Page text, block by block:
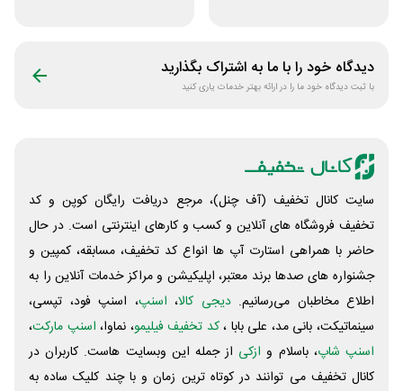
دیدگاه خود را با ما به اشتراک بگذارید
با ثبت دیدگاه خود ما را در ارائه بهتر خدمات یاری کنید
سایت کانال تخفیف (آف چنل)، مرجع دریافت رایگان کوپن و کد
تخفیف فروشگاه های آنلاین و کسب و‌ کارهای اینترنتی است. در حال
حاضر با همراهی استارت آپ ها انواع کد تخفیف، مسابقه، کمپین و
جشنواره های صدها برند معتبر، اپلیکیشن و مراکز خدمات آنلاین را به
اطلاع مخاطبان می‌رسانیم. دیجی کالا، اسنپ، اسنپ فود، تپسی،
سینماتیکت، بانی مد، علی‌ بابا ،کد تخفیف فیلیمو، نماوا، اسنپ مارکت،
اسنپ شاپ، باسلام و ازکی از جمله این وبسایت ‌هاست. کاربران در
کانال تخفیف می توانند در کوتاه ترین زمان و با چند کلیک ساده به